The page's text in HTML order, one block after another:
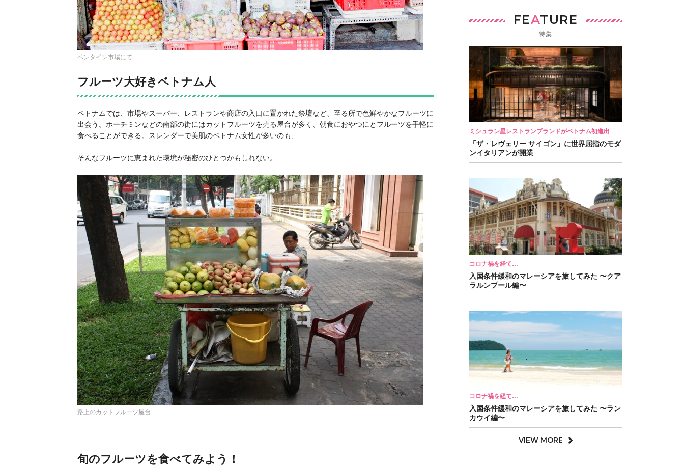
ベンタイン市場にて
フルーツ大好きベトナム人
ベトナムでは、市場やスーパー、レストランや商店の入口に置かれた祭壇など、至る所で色鮮やかなフルーツに
出会う。ホーチミンなどの南部の街にはカットフルーツを売る屋台が多く、朝食におやつにとフルーツを手軽に
食べることができる。スレンダーで美肌のベトナム女性が多いのも、
そんなフルーツに恵まれた環境が秘密のひとつかもしれない。
路上のカットフルーツ屋台
旬のフルーツを食べてみよう！
FEATURE
特集
ミシュラン星レストランブランドがベトナム初進出
「ザ・レヴェリー サイゴン」に世界屈指のモダ
ンイタリアンが開業
コロナ禍を経て…
入国条件緩和のマレーシアを旅してみた 〜クア
ラルンプール編〜
コロナ禍を経て…
入国条件緩和のマレーシアを旅してみた 〜ラン
カウイ編〜
VIEW MORE